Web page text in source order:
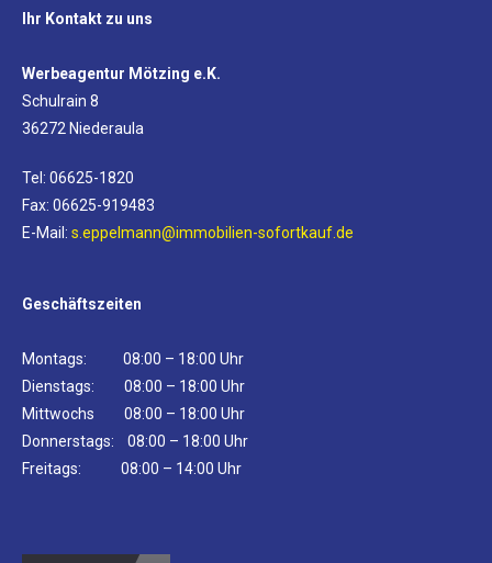
Ihr Kontakt zu uns
Werbeagentur Mötzing e.K.
Schulrain 8
36272 Niederaula
Tel: 06625-1820
Fax: 06625-919483
E-Mail: s.eppelmann@immobilien-sofortkauf.de
Geschäftszeiten
Montags: 08:00 – 18:00 Uhr
Dienstags: 08:00 – 18:00 Uhr
Mittwochs 08:00 – 18:00 Uhr
Donnerstags: 08:00 – 18:00 Uhr
Freitags: 08:00 – 14:00 Uhr